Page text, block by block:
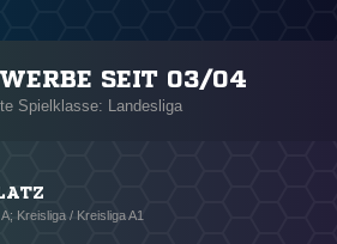
SEIT 03/04
Spielklasse: Landesliga
A; Kreisliga / Kreisliga A1